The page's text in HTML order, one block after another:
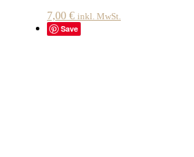
7,00 € inkl. MwSt.
Save